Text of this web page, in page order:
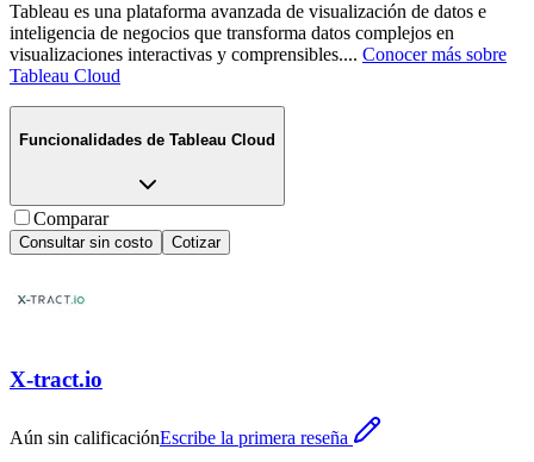
Tableau es una plataforma avanzada de visualización de datos e
inteligencia de negocios que transforma datos complejos en
visualizaciones interactivas y comprensibles.... Conocer más sobre
Tableau Cloud
Funcionalidades de Tableau Cloud
Comparar
Consultar sin costo Cotizar
X-tract.io
Aún sin calificaciónEscribe la primera reseña